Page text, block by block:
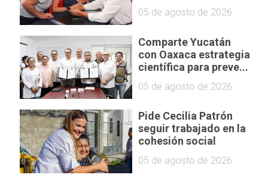
05 de agosto de 2026
Comparte Yucatán
con Oaxaca estrategia
científica para preve...
05 de agosto de 2026
Pide Cecilia Patrón
seguir trabajado en la
cohesión social
05 de agosto de 2026